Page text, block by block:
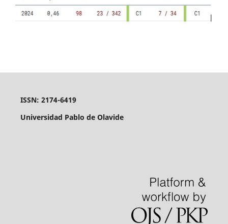
ISSN: 2174-6419
Universidad Pablo de Olavide